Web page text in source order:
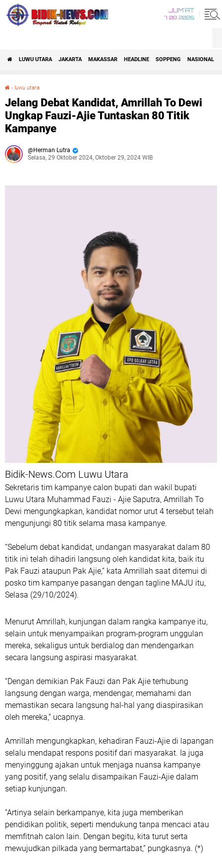
JUM'AT
7 08 2026
LUWU UTARA JAKARTA MAKASSAR HEADLINE SOPPENG NASIONAL
› luwu utara
Jelang Debat Kandidat, Amrillah To Dewi
Ungkap Fauzi-Ajie Tuntaskan 80 Titik
Kampanye
Herman Lutra
Selasa, 29 Oktober 2024, Oktober 29, 2024 WIB
Bidik-News.Com Luwu Utara
Sekretaris tim kampanye calon bupati dan wakil bupati
Luwu Utara Muhammad Fauzi - Ajie Saputra, Amrillah To
Dewi mengungkapkan, kandidat nomor urut 4 tersebut telah
mengunjungi 80 titik selama masa kampanye.
“Sebelum debat kandidat, undangan masyarakat dalam 80
titik ini telah dihadiri langsung oleh kandidat kita, baik itu
Pak Fauzi ataupun Pak Ajie,” kata Amrillah saat ditemui di
posko tim kampanye pasangan dengan tagline MAJU itu,
Selasa (29/10/2024).
Menurut Amrillah, kunjungan dalam rangka kampanye itu,
selain untuk menyampaikan program-program unggulan
mereka, sekaligus untuk berdialog dan mendengarkan
secara langsung aspirasi masyarakat.
“Dengan demikian Pak Fauzi dan Pak Ajie terhubung
langsung dengan warga, mendengar, memahami dan
memastikan secara langsung hal-hal yang diaspirasikan
oleh mereka,” ucapnya.
Amrillah mengungkapkan, kehadiran Fauzi-Ajie di lapangan
selalu mendapat respons positif dari masyarakat. Ia juga
menyinggung ajakan untuk menjaga nuansa kampanye
yang positif, yang selalu disampaikan Fauzi-Ajie dalam
setiap kunjungan.
“Artinya selain berkampanye, kita juga memberikan
pendidikan politik, seperti mendukung tanpa mencaci atau
memfitnah calon lain. Dengan begitu, kita turut serta
mewujudkan pilkada yang bermartabat,” pungkasnya. (*)